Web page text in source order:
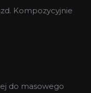
Kompozycyjnie
do masowego